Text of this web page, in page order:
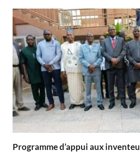
Programme d’appui aux